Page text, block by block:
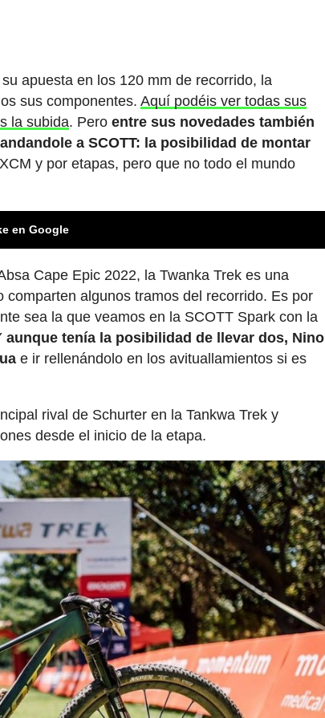
apuesta en los 120 mm de recorrido, la
sus componentes.Aquí podéis ver todas sus
la subida. Peroentre sus novedades también
a SCOTT: la posibilidad de montar
y por etapas, pero que no todo el mundo
en Google
Cape Epic 2022, la Twanka Trek es una
algunos tramos del recorrido. Es por
sea la que veamos en la SCOTT Spark con la
aunque tenía la posibilidad de llevar dos, Nino
e ir rellenándolo en los avituallamientos si es
rival de Schurter en la Tankwa Trek y
desde el inicio de la etapa.